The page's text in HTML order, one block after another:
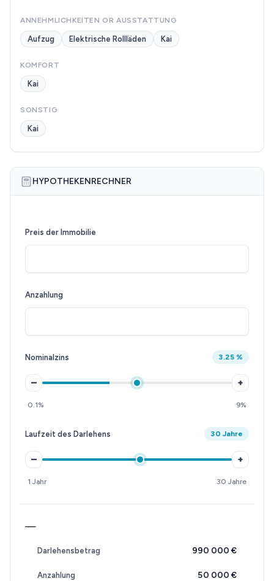
ANNEHMLICHKEITEN OR AUSSTATTUNG
Aufzug Elektrische Rollläden Kai
KOMFORT
Kai
SONSTIG
Kai
HYPOTHEKENRECHNER
Preis der Immobilie
Anzahlung
Nominalzins 3.25 %
– +
0.1% 9%
Laufzeit des Darlehens 30 Jahre
– +
1 Jahr 30 Jahre
—
Darlehensbetrag 990 000 €
Anzahlung 50 000 €